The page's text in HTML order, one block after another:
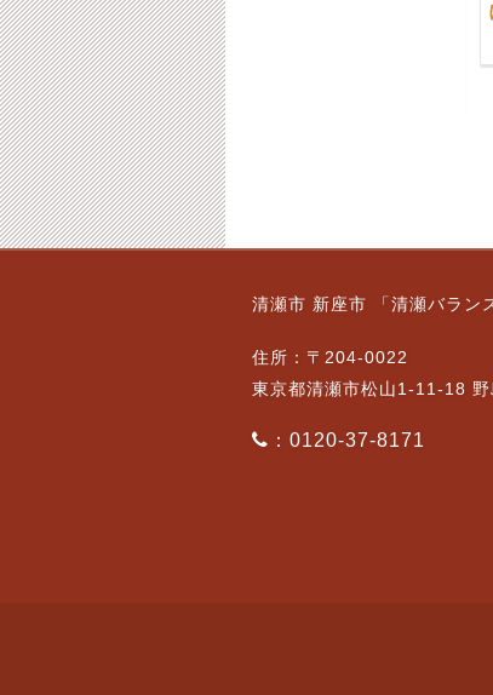
業です。｛ご予約状
況｝
2022-09-28
業です。
清瀬市 新座市 「清瀬バラン
住所：〒204-0022
東京都清瀬市松山1-11-18
：0120-37-8171